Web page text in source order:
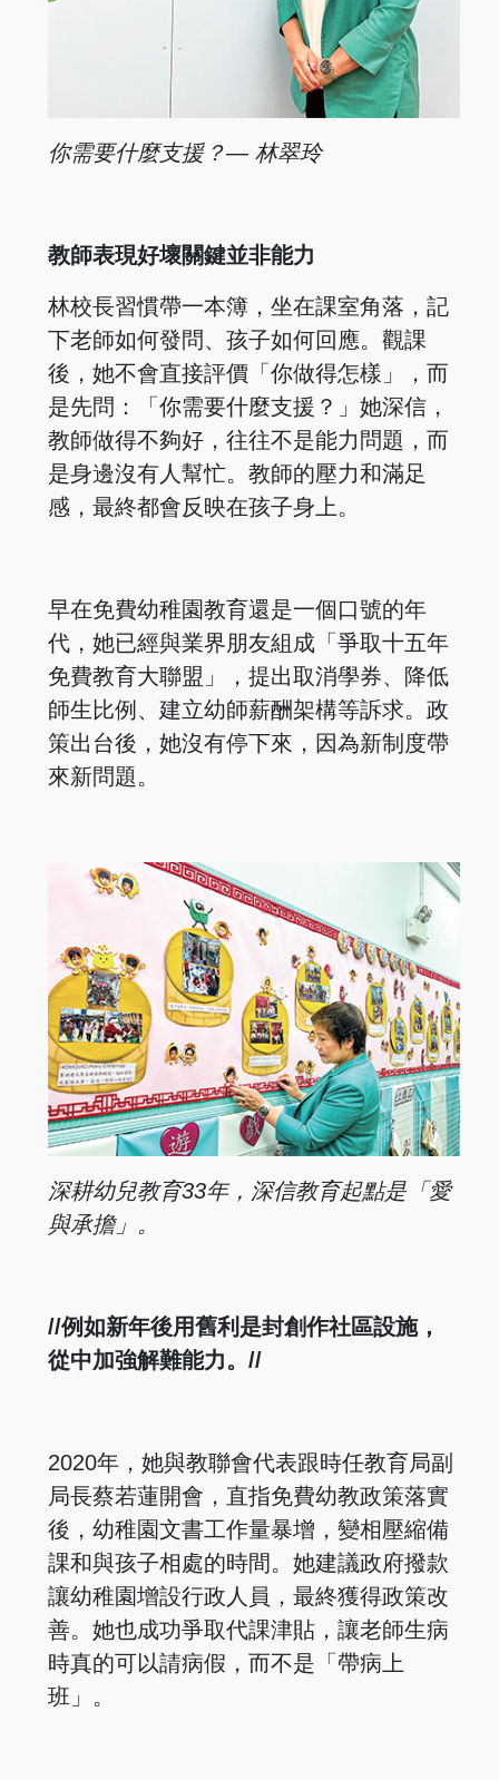
你需要什麼支援？— 林翠玲
教師表現好壞關鍵並非能力
林校長習慣帶一本簿，坐在課室角落，記
下老師如何發問、孩子如何回應。觀課
後，她不會直接評價「你做得怎樣」，而
是先問：「你需要什麼支援？」她深信，
教師做得不夠好，往往不是能力問題，而
是身邊沒有人幫忙。教師的壓力和滿足
感，最終都會反映在孩子身上。
早在免費幼稚園教育還是一個口號的年
代，她已經與業界朋友組成「爭取十五年
免費教育大聯盟」，提出取消學券、降低
師生比例、建立幼師薪酬架構等訴求。政
策出台後，她沒有停下來，因為新制度帶
來新問題。
深耕幼兒教育33年，深信教育起點是「愛
與承擔」。
//例如新年後用舊利是封創作社區設施，
從中加強解難能力。//
2020年，她與教聯會代表跟時任教育局副
局長蔡若蓮開會，直指免費幼教政策落實
後，幼稚園文書工作量暴增，變相壓縮備
課和與孩子相處的時間。她建議政府撥款
讓幼稚園增設行政人員，最終獲得政策改
善。她也成功爭取代課津貼，讓老師生病
時真的可以請病假，而不是「帶病上
班」。